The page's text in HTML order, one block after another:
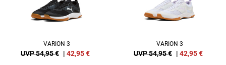
VARION 3
UVP 54,95 € | 42,95€
VARION 3
UVP 54,95 € | 42,95€